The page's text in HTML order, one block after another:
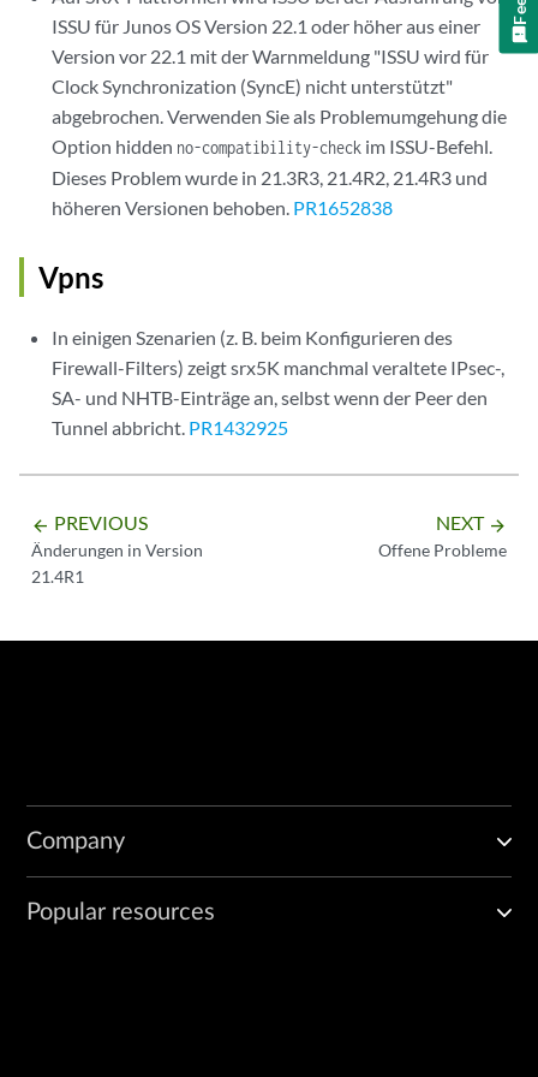
ISSU für Junos OS Version 22.1 oder höher aus einer
Version vor 22.1 mit der Warnmeldung "ISSU wird für
Clock Synchronization (SyncE) nicht unterstützt"
abgebrochen. Verwenden Sie als Problemumgehung die
Option hidden no-compatibility-check im ISSU-Befehl.
Dieses Problem wurde in 21.3R3, 21.4R2, 21.4R3 und
höheren Versionen behoben. PR1652838
Vpns
In einigen Szenarien (z. B. beim Konfigurieren des
Firewall-Filters) zeigt srx5K manchmal veraltete IPsec-,
SA- und NHTB-Einträge an, selbst wenn der Peer den
Tunnel abbricht. PR1432925
arrow_backward PREVIOUS
Änderungen in Version
21.4R1
NEXT arrow_forward
Offene Probleme
Company
Popular resources